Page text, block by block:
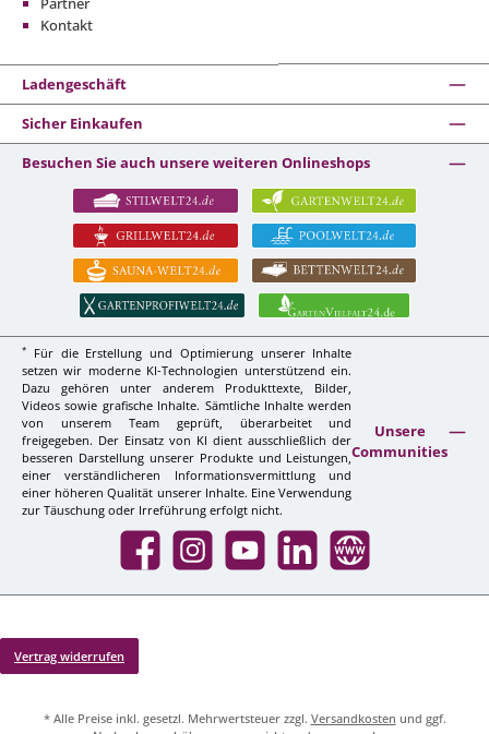
Kontakt
Ladengeschäft
Sicher Einkaufen
Besuchen Sie auch unsere weiteren Onlineshops
*
Für die Erstellung und Optimierung unserer Inhalte
setzen wir moderne KI-Technologien unterstützend ein.
Dazu gehören unter anderem Produkttexte, Bilder,
Videos sowie grafische Inhalte. Sämtliche Inhalte werden
von unserem Team geprüft, überarbeitet und
freigegeben. Der Einsatz von KI dient ausschließlich der
besseren Darstellung unserer Produkte und Leistungen,
einer verständlicheren Informationsvermittlung und
einer höheren Qualität unserer Inhalte. Eine Verwendung
zur Täuschung oder Irreführung erfolgt nicht.
Unsere
Communities
Facebook InstagramYouTube LinkedIn Website
Vertrag widerrufen
* Alle Preise inkl. gesetzl. Mehrwertsteuer zzgl. Versandkosten und ggf.